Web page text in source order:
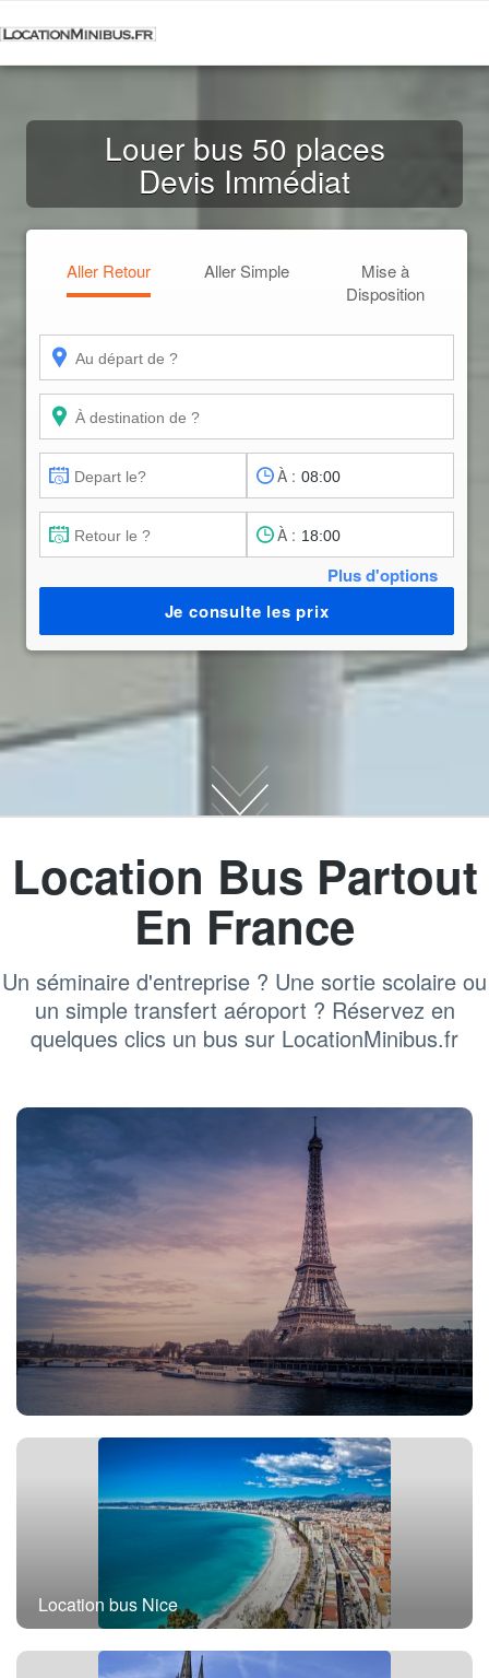
Louer bus 50 places
Devis Immédiat
Aller Retour Aller Simple
Mise à
Disposition
À :
À :
Plus d'options
Je consulte les prix
Location Bus Partout
En France
Un séminaire d'entreprise ? Une sortie scolaire ou
un simple transfert aéroport ? Réservez en
quelques clics un bus sur LocationMinibus.fr
Location bus Paris
Location bus Nice